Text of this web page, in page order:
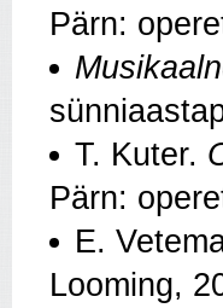
Pärn:
T. Kuter.
Pärn:
E.
Looming,